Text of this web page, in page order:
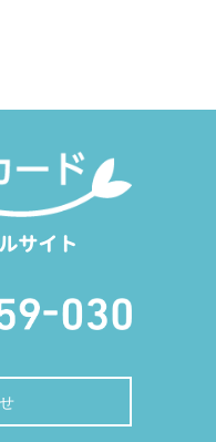
サイト